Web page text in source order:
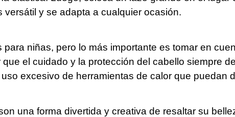
y se adapta a cualquier ocasión.
niñas, pero lo más importante es tomar en
el cuidado y la protección del cabello siempre
excesivo de herramientas de calor que puedan
una forma divertida y creativa de resaltar su